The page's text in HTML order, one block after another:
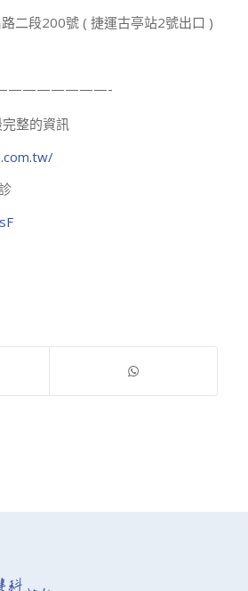
二段200號 ( 捷運古亭站2號出口 )
整的資訊